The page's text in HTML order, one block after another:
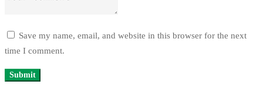
Save my name, email, and website in this browser for the next
time I comment.